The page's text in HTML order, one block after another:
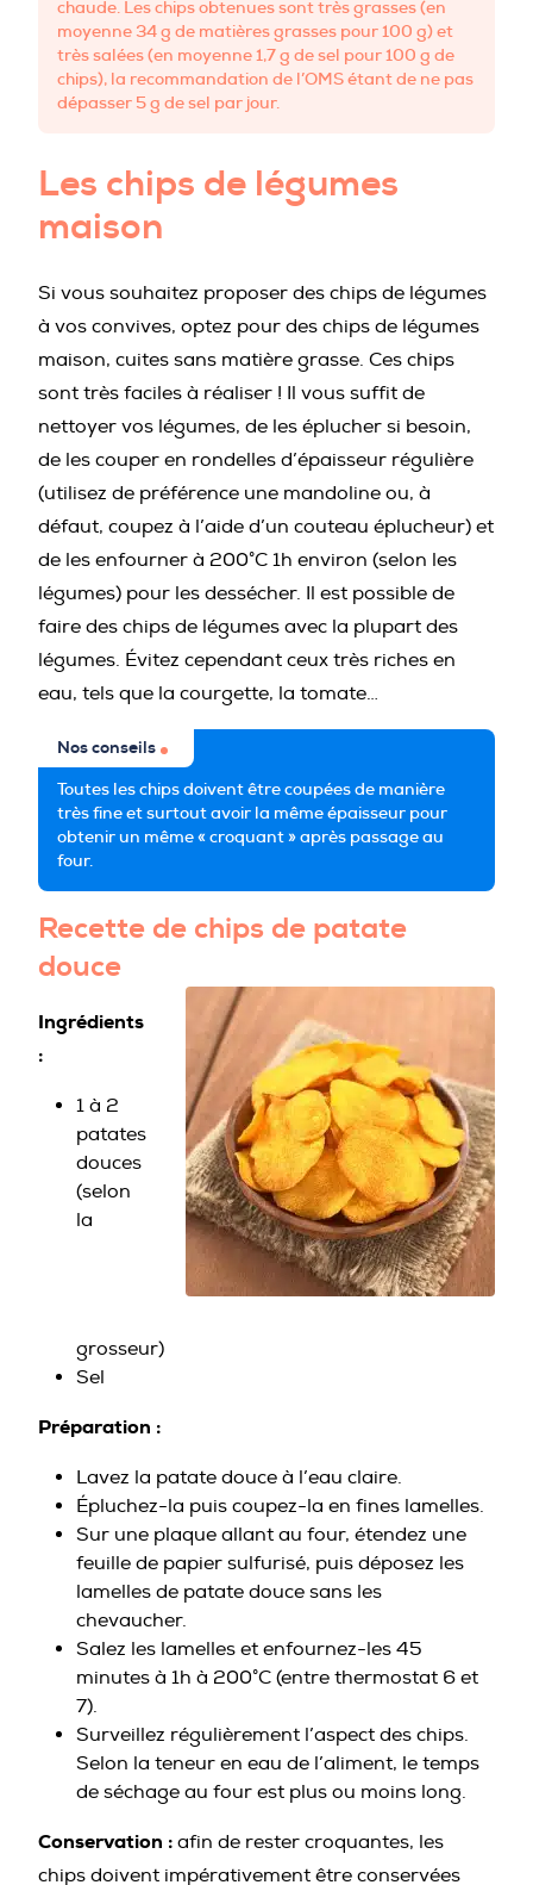
chaude. Les chips obtenues sont très grasses (en
moyenne 34 g de matières grasses pour 100 g) et
très salées (en moyenne 1,7 g de sel pour 100 g de
chips), la recommandation de l’OMS étant de ne pas
dépasser 5 g de sel par jour.
Les chips de légumes
maison
Si vous souhaitez proposer des chips de légumes
à vos convives, optez pour des chips de légumes
maison, cuites sans matière grasse. Ces chips
sont très faciles à réaliser ! Il vous suffit de
nettoyer vos légumes, de les éplucher si besoin,
de les couper en rondelles d’épaisseur régulière
(utilisez de préférence une mandoline ou, à
défaut, coupez à l’aide d’un couteau éplucheur) et
de les enfourner à 200°C 1h environ (selon les
légumes) pour les dessécher. Il est possible de
faire des chips de légumes avec la plupart des
légumes. Évitez cependant ceux très riches en
eau, tels que la courgette, la tomate…
Nos conseils
Toutes les chips doivent être coupées de manière
très fine et surtout avoir la même épaisseur pour
obtenir un même « croquant » après passage au
four.
Recette de chips de patate
douce
Ingrédients
:
1 à 2
patates
douces
(selon
la
grosseur)
Sel
Préparation :
Lavez la patate douce à l’eau claire.
Épluchez-la puis coupez-la en fines lamelles.
Sur une plaque allant au four, étendez une
feuille de papier sulfurisé, puis déposez les
lamelles de patate douce sans les
chevaucher.
Salez les lamelles et enfournez-les 45
minutes à 1h à 200°C (entre thermostat 6 et
7).
Surveillez régulièrement l’aspect des chips.
Selon la teneur en eau de l’aliment, le temps
de séchage au four est plus ou moins long.
Conservation : afin de rester croquantes, les
chips doivent impérativement être conservées